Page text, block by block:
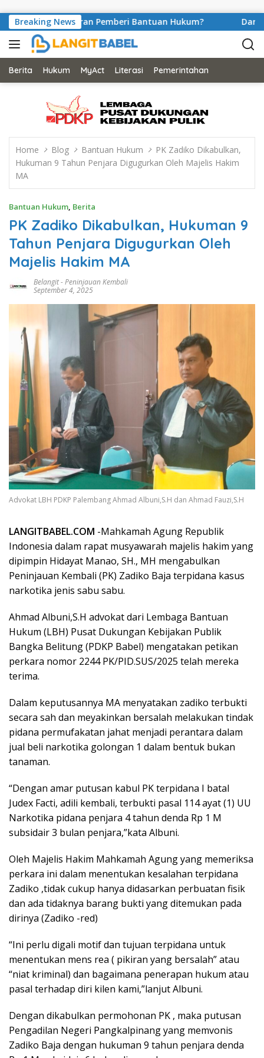
Breaking News
Peran Pemberi Bantuan Hukum? Dari Balik
Berita Hukum MyAct Literasi Pemerintahan
Home Blog Bantuan Hukum
PK Zadiko Dikabulkan,
Hukuman 9 Tahun Penjara Digugurkan Oleh Majelis Hakim
MA
Bantuan Hukum, Berita
PK Zadiko Dikabulkan, Hukuman 9
Tahun Penjara Digugurkan Oleh
Majelis Hakim MA
Belangit-Peninjauan Kembali
September 4, 2025
Advokat LBH PDKP Palembang Ahmad Albuni,S.H dan Ahmad Fauzi,S.H
LANGITBABEL.COM -Mahkamah Agung Republik
Indonesia dalam rapat musyawarah majelis hakim yang
dipimpin Hidayat Manao, SH., MH mengabulkan
Peninjauan Kembali (PK) Zadiko Baja terpidana kasus
narkotika jenis sabu sabu.
Ahmad Albuni,S.H advokat dari Lembaga Bantuan
Hukum (LBH) Pusat Dukungan Kebijakan Publik
Bangka Belitung (PDKP Babel) mengatakan petikan
perkara nomor 2244 PK/PID.SUS/2025 telah mereka
terima.
Dalam keputusannya MA menyatakan zadiko terbukti
secara sah dan meyakinkan bersalah melakukan tindak
pidana permufakatan jahat menjadi perantara dalam
jual beli narkotika golongan 1 dalam bentuk bukan
tanaman.
“Dengan amar putusan kabul PK terpidana I batal
Judex Facti, adili kembali, terbukti pasal 114 ayat (1) UU
Narkotika pidana penjara 4 tahun denda Rp 1 M
subsidair 3 bulan penjara,”kata Albuni.
Oleh Majelis Hakim Mahkamah Agung yang memeriksa
perkara ini dalam menentukan kesalahan terpidana
Zadiko ,tidak cukup hanya didasarkan perbuatan fisik
dan ada tidaknya barang bukti yang ditemukan pada
dirinya (Zadiko -red)
“Ini perlu digali motif dan tujuan terpidana untuk
menentukan mens rea ( pikiran yang bersalah” atau
“niat kriminal) dan bagaimana penerapan hukum atau
pasal terhadap diri kilen kami,”lanjut Albuni.
Dengan dikabulkan permohonan PK , maka putusan
Pengadilan Negeri Pangkalpinang yang memvonis
Zadiko Baja dengan hukuman 9 tahun penjara denda